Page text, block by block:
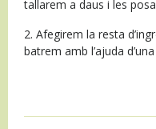
tallarem a daus i les
2. Afegirem la resta
batrem amb l’ajuda